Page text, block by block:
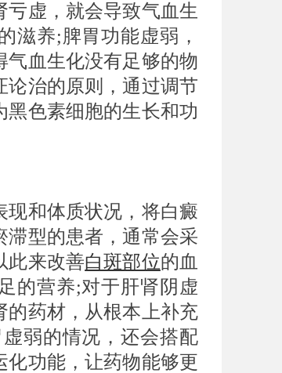
亏虚，就会导致气血生
滋养;脾胃功能虚弱，
气血生化没有足够的物
论治的原则，通过调节
黑色素细胞的生长和功
和体质状况，将白癜
滞型的患者，通常会采
此来改善白斑部位的血
的营养;对于肝肾阴虚
的药材，从根本上补充
弱的情况，还会搭配
化功能，让药物能够更